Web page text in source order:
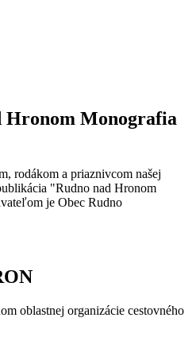
Monografia
rodákom a priaznivcom našej
"Rudno nad Hronom
je Obec Rudno
oblastnej organizácie cestovného